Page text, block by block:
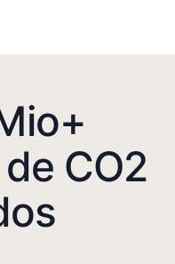
CO2